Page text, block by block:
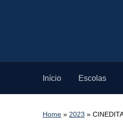
Início Escolas
Home » 2023 »